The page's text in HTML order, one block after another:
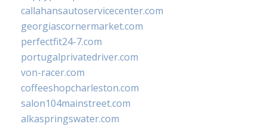
callahansautoservicecenter.com
georgiascornermarket.com
perfectfit24-7.com
portugalprivatedriver.com
von-racer.com
coffeeshopcharleston.com
salon104mainstreet.com
alkaspringswater.com